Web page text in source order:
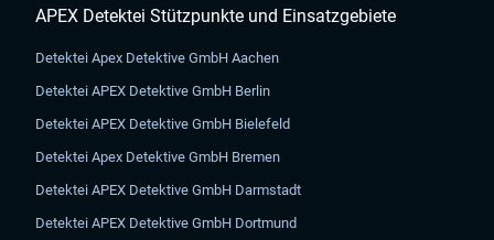
APEX Detektei Stützpunkte und Einsatzgebiete
Detektei Apex Detektive GmbH Aachen
Detektei APEX Detektive GmbH Berlin
Detektei APEX Detektive GmbH Bielefeld
Detektei Apex Detektive GmbH Bremen
Detektei APEX Detektive GmbH Darmstadt
Detektei APEX Detektive GmbH Dortmund